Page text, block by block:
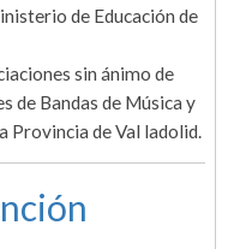
de Educación de
sin ánimo de
de Bandas de Música y
Provincia de Val ladolid.